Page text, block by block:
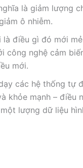
là giảm lượng
ô nhiễm.
là điều gì đó mới
công nghệ cảm
mới.
các hệ thống tự
khỏe mạnh – điều
lượng dữ liệu